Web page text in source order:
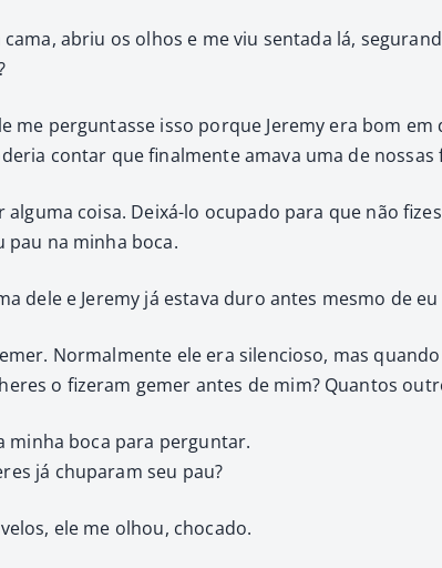
abriu os olhos e me viu sen­ta­da lá,
me per­gun­tasse isso porque Jere­my era bom
con­tar que final­mente ama­va uma de
algu­ma coisa. Deixá-lo ocu­pa­do para que não
pau na min­ha boca.
dele e Jere­my já esta­va duro antes mes­mo de
Nor­mal­mente ele era silen­cioso, mas
o fiz­er­am gemer antes de mim? Quan­tos
min­ha boca para per­gun­tar.
já chu­param seu pau?
ele me olhou, choca­do.